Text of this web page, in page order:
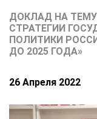
ДОКЛАД НА
СТРАТЕГИИ
ПОЛИТИКИ
ДО 2025 ГОДА»
26 Апреля 2022